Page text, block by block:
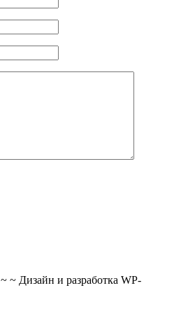
~ ~ Дизайн и разработка WP-